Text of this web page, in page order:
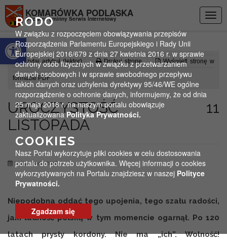
Otwórz pasek narzędzi
KOMARÓWKA PODLASKA
Oficjalny gminny Serwis Internetowy
Czytaj artykuł (lektor) Drukuj stronę Wyświetl stronę w
formacie PDF
UROCZYSTOŚĆ 11
LISTOPADA
11 listopada 2016
Niepodobna oddać tego upojenia, tego szału radości,
jaki ludność polską w tym momencie ogarnął. Po 120
latach prysły kordony. Nie ma „ich”. Wolność!
RODO
W związku z rozpoczęciem obowiązywania przepisów
Rozporządzenia Parlamentu Europejskiego i Rady Unii
Europejskiej 2016/679 z dnia 27 kwietnia 2016 r. w sprawie
ochrony osób fizycznych w związku z przetwarzaniem
danych osobowych i w sprawie swobodnego przepływu
takich danych oraz uchylenia dyrektywy 95/46/WE ogólne
rozporządzenie o ochronie danych, informujemy, że od dnia
25 maja 2018 r. na naszym portalu obowiązuje
zaktualizowanaPolityka Prywatności.
COOKIES
Nasz Portal wykorzytuje pliki cookies w celu dostosowania
portalu do potrzeb użytkownika. Więcej informacji o cookies
wykorzystywanych na Portalu znajdziesz w naszej Polityce
Prywatności.
Zgadzam się